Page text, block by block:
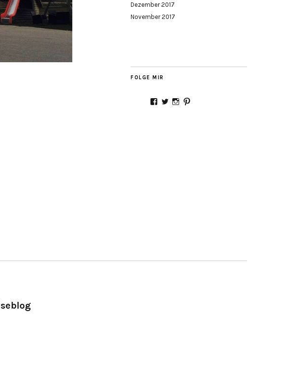
Dezember 2017
November 2017
FOLGE MIR
ProfilProfilProfilProfil